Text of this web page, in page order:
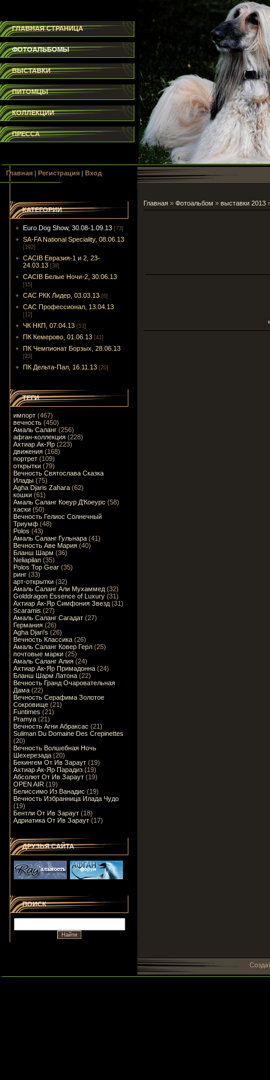
ГЛАВНАЯ СТРАНИЦА
ФОТОАЛЬБОМЫ
ВЫСТАВКИ
ПИТОМЦЫ
КОЛЛЕКЦИИ
ПРЕССА
Главная | Регистрация | Вход
КАТЕГОРИИ
Euro Dog Show, 30.08-1.09.13 [73]
SA-FA National Speciality, 08.06.13
[192]
CACIB Евразия-1 и 2, 23-
24.03.13 [38]
CACIB Белые Ночи-2, 30.06.13
[15]
САС РКК Лидер, 03.03.13 [6]
САС Профессионал, 13.04.13
[12]
ЧК НКП, 07.04.13 [53]
ПК Кемерово, 01.06.13 [41]
ПК Чемпионат Борзых, 28.06.13
[23]
ПК Дельта-Пал, 16.11.13 [20]
ТЕГИ
импорт (467)
вечность (450)
Амаль Саланг (256)
афган-коллекция (228)
Ахтиар Ак-Яр (223)
движения (168)
портрет (109)
открытки (79)
Вечность Святослава Сказка
Илады (75)
Agha Djaris Zahara (62)
кошки (61)
Амаль Саланг Коеур Д'Коеурс (58)
хаски (50)
Вечность Гелиос Солнечный
Триумф (48)
Polos (43)
Амаль Саланг Гульнара (41)
Вечность Аве Мария (40)
Бланш Шарм (36)
Neliapilan (35)
Polos Top Gear (35)
ринг (33)
арт-открытки (32)
Амаль Саланг Али Мухаммед (32)
Golddragon Essence of Luxury (31)
Ахтиар Ак-Яр Симфония Звезд (31)
Scaramis (27)
Амаль Саланг Сагадат (27)
Германия (26)
Agha Djari's (26)
Вечность Классика (26)
Амаль Саланг Ковер Герл (25)
почтовые марки (25)
Амаль Саланг Алия (24)
Ахтиар Ак-Яр Примадонна (24)
Бланш Шарм Латона (22)
Вечность Гранд Очаровательная
Дама (22)
Вечность Серафима Золотое
Сокровище (21)
Funtimes (21)
Pramya (21)
Вечность Агни Абраксас (21)
Suliman Du Domaine Des Crepinettes
(20)
Вечность Волшебная Ночь
Шехерезада (20)
Бекингем От Ив Зараут (19)
Ахтиар Ак-Яр Парадиз (19)
Абсолют От Ив Зараут (19)
OPEN AIR (19)
Белиссимо Из Ванадис (19)
Вечность Избранница Илада Чудо
(19)
Бентли От Ив Зараут (18)
Адриатика От Ив Зараут (17)
ДРУЗЬЯ САЙТА
ПОИСК
Главная » Фотоальбом » выставки 2013